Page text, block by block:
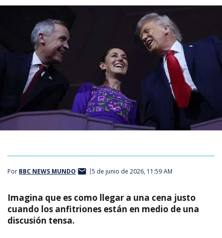
Por BBC NEWS MUNDO 5 de junio de 2026, 11:59 AM
Imagina que es como llegar a una cena justo
cuando los anfitriones están en medio de una
discusión tensa.